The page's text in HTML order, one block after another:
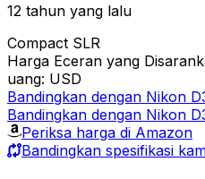
12 tahun yang lalu
Compact SLR
Harga Eceran yang
uang: USD
Bandingkan dengan Nikon
Bandingkan dengan Nikon
Periksa harga di Amazon
Bandingkan spesifikasi